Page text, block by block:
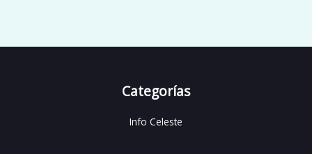
Categorías
Info Celeste